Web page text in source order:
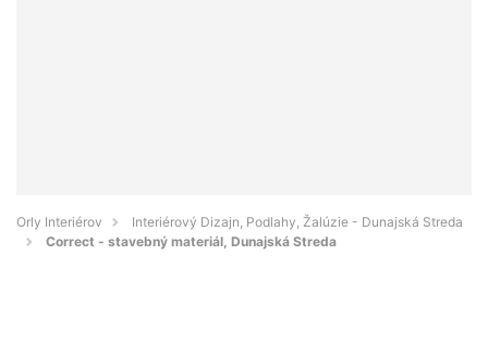
Orly Interiérov
Interiérový Dizajn, Podlahy, Žalúzie - Dunajská Streda
Correct - stavebný materiál, Dunajská Streda